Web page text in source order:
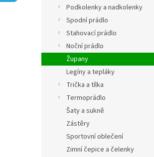
Podkolenky a nadkolenky
Spodní prádlo
Stahovací prádlo
Noční prádlo
Župany
Legíny a tepláky
Trička a tílka
Termoprádlo
Šaty a sukně
Zástěry
Sportovní oblečení
Zimní čepice a čelenky